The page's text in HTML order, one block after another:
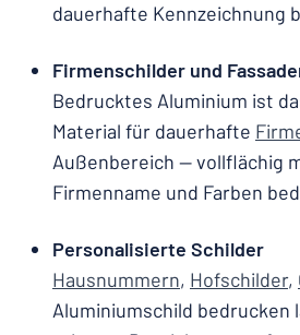
dauerhafte Kennzeichnung
Firmenschilder und
Bedrucktes Aluminium ist
Material für dauerhafte
Außenbereich — vollflächig
Firmenname und Farben
Personalisierte Schilder
Hausnummern, Hofschilder,
Aluminiumschild bedrucken